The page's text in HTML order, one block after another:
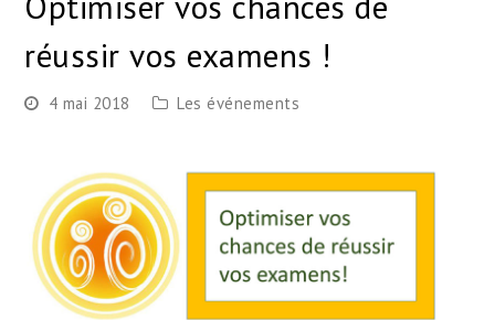
réussir vos examens !
4 mai 2018 Les événements